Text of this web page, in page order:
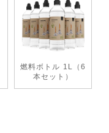
燃料ボトル 1L（6
本セット）